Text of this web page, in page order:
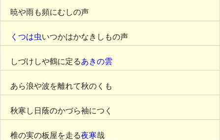
暁や雨も頻にむしの声
くつは虫いつかはかなきしもの声
しづけしや鶴に定るあきの雲
あら浪や波を離れて秋のくも
秋寒し日蔭のかづら袖につく
椎の実の板屋を走る夜寒哉